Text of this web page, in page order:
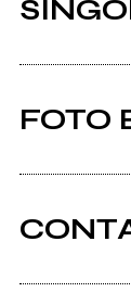
2014
FOTO